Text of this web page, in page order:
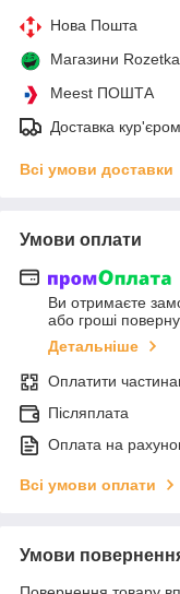
Нова Пошта
Магазини Rozetka
Meest ПОШТА
Доставка
Всі умови доставки
Умови оплати
Ви отримаєте
або гроші
Детальніше
Оплатити
Післяплата
Оплата на
Всі умови оплати
Умови